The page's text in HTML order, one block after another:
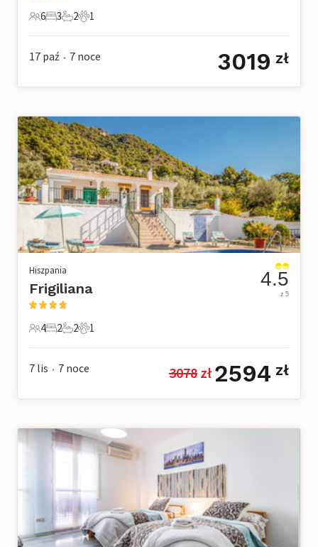
6 Goście
6
3 Sypialnie
3
2 Łazienki
2
1 Zwierzę domowe
1
17 paź • 7 noce 3019 zł
Hiszpania
Frigiliana
4 Goście
4
2 Sypialnie
2
2 Łazienki
2
1 Zwierzę domowe
1
4.5
z 5
7 lis • 7 noce 3078 zł 2594 zł